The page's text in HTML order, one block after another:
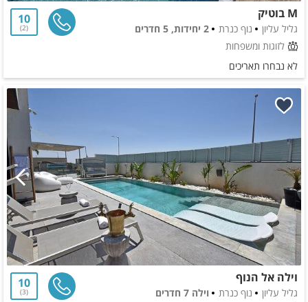
M בוטיק
גליל עליון נוף כנרת
2 יחידות, 5 חדרים
לזוגות ומשפחות
10
2
לא נבחרו תאריכים
וילה אל הנוף
גליל עליון נוף כנרת
וילה 7 חדרים
10
3